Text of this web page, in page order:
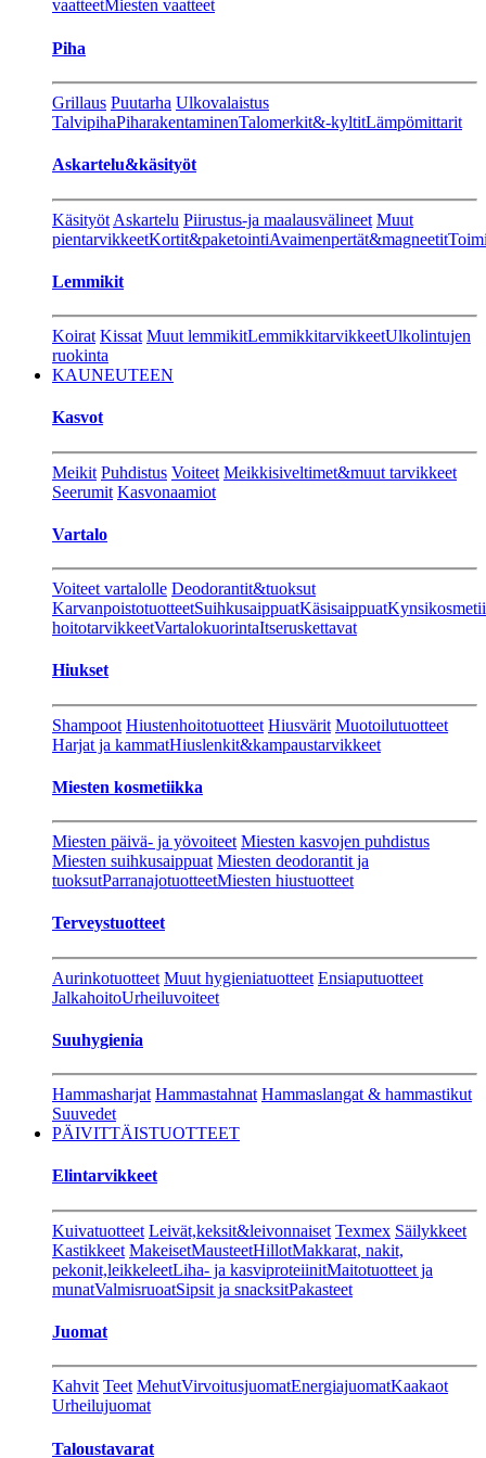
vaatteetMiesten vaatteet
Piha
Grillaus Puutarha Ulkovalaistus
TalvipihaPiharakentaminenTalomerkit&-kyltitLämpömittarit
Askartelu&käsityöt
Käsityöt Askartelu Piirustus-ja maalausvälineet Muut
pientarvikkeetKortit&paketointiAvaimenpertät&magneetit
Lemmikit
Koirat Kissat Muut lemmikitLemmikkitarvikkeetUlkolintujen
ruokinta
KAUNEUTEEN
Kasvot
Meikit Puhdistus Voiteet Meikkisiveltimet&muut tarvikkeet
Seerumit Kasvonaamiot
Vartalo
Voiteet vartalolle Deodorantit&tuoksut
KarvanpoistotuotteetSuihkusaippuatKäsisaippuat
hoitotarvikkeetVartalokuorintaItseruskettavat
Hiukset
Shampoot Hiustenhoitotuotteet Hiusvärit Muotoilutuotteet
Harjat ja kammatHiuslenkit&kampaustarvikkeet
Miesten kosmetiikka
Miesten päivä- ja yövoiteet Miesten kasvojen puhdistus
Miesten suihkusaippuat Miesten deodorantit ja
tuoksutParranajotuotteetMiesten hiustuotteet
Terveystuotteet
Aurinkotuotteet Muut hygieniatuotteet Ensiaputuotteet
JalkahoitoUrheiluvoiteet
Suuhygienia
Hammasharjat Hammastahnat Hammaslangat & hammastikut
Suuvedet
PÄIVITTÄISTUOTTEET
Elintarvikkeet
Kuivatuotteet Leivät,keksit&leivonnaiset Texmex Säilykkeet
Kastikkeet MakeisetMausteetHillotMakkarat, nakit,
pekonit,leikkeleetLiha- ja kasviproteiinitMaitotuotteet ja
munatValmisruoatSipsit ja snacksitPakasteet
Juomat
Kahvit Teet MehutVirvoitusjuomatEnergiajuomatKaakaot
Urheilujuomat
Taloustavarat